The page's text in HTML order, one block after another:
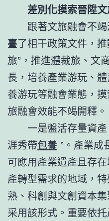
差別化摸索晉陞
跟著文旅融會不
臺了相干政策文件，
旅”，推進體裁旅、文
長，培養產業游玩、
養游玩等融會業態，
旅融會效能不竭開釋。
一是盤活存量資產
涯秀帶包養 ”。產業成
可應用產業遺產且存
產轉型需求的地域，
熟、科創與文創資本
采用該形式。重要依